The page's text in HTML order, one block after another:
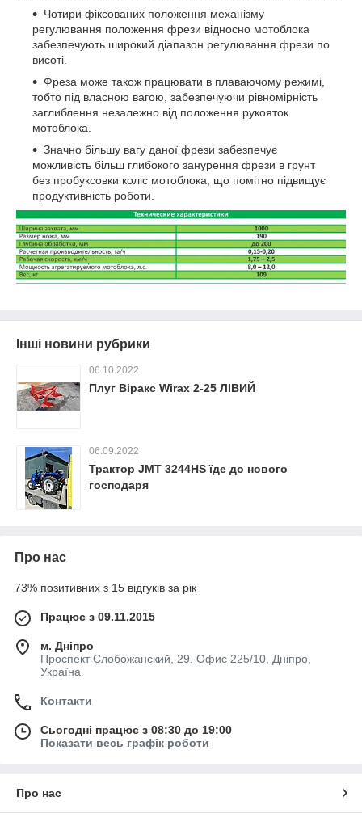
Чотири фіксованих положення механізму
регулювання положення фрези відносно мотоблока
забезпечують широкий діапазон регулювання фрези по
висоті.
Фреза може також працювати в плаваючому режимі,
тобто під власною вагою, забезпечуючи рівномірність
заглиблення незалежно від положення рукояток
мотоблока.
Значно більшу вагу даної фрези забезпечує
можливість більш глибокого занурення фрези в грунт
без пробуксовки коліс мотоблока, що помітно підвищує
продуктивність роботи.
Інші новини рубрики
06.10.2022
Плуг Віракс Wirax 2-25 ЛІВИЙ
06.09.2022
Трактор JMT 3244HS їде до нового
господаря
Про нас
73% позитивних з 15 відгуків за рік
Працює з 09.11.2015
м. Дніпро
Проспект Слобожанский, 29. Офис 225/10, Дніпро,
Україна
Контакти
Сьогодні працює з 08:30 до 19:00
Показати весь графік роботи
Про нас